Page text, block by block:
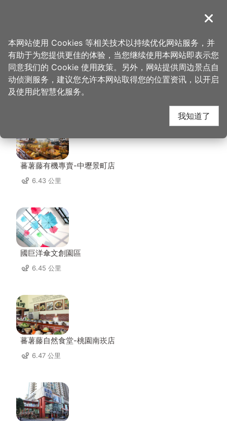
導覽
首页 > 想去的地方 > 住宿 > 和阳行馆
和阳行馆 周边店家
蕃薯藤有機專賣-中壢景町店
6.43 公里
國巨洋傘文創園區
6.45 公里
蕃薯藤自然食堂-桃園南崁店
6.47 公里
关闭
本网站使用 Cookies 等相关技术以持续优化网站服务，并
有助于为您提供更佳的体验，当您继续使用本网站即表示您
同意我们的 Cookie 使用政策。另外，网站提供周边景点自
动侦测服务，建议您允许本网站取得您的位置资讯，以开启
及使用此智慧化服务。
我知道了